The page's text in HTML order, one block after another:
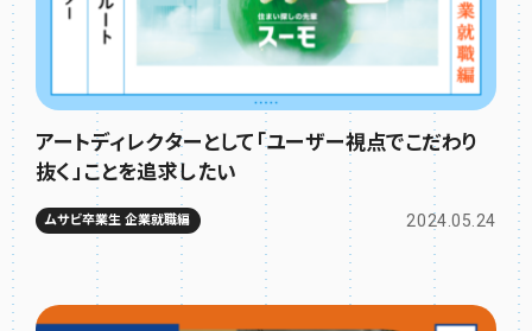
アートディレクターとして「ユーザー視点でこだわり
抜く」ことを追求したい
ムサビ卒業生 企業就職編 2024.05.24